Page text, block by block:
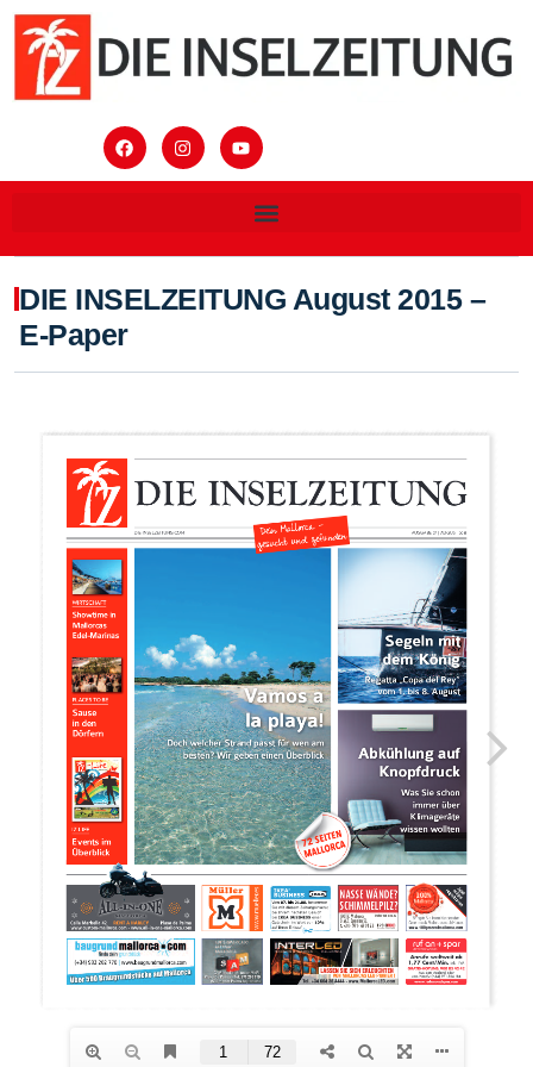
DIE INSELZEITUNG August 2015 –
E-Paper